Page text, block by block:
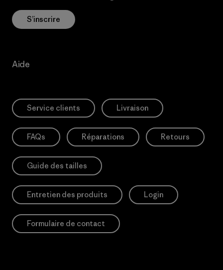
S’inscrire
Aide
Service clients Livraison
FAQs Réparations Retours
Guide des tailles
Entretien des produits Login
Formulaire de contact